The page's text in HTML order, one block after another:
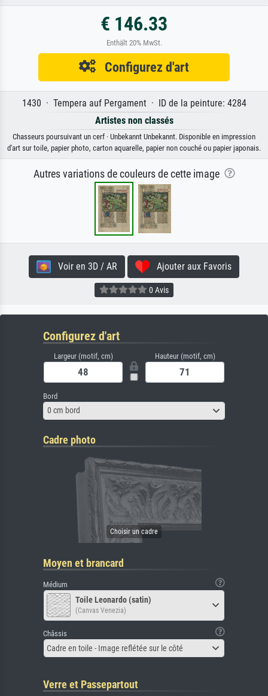
€ 146.33
Enthält 20% MwSt.
Configurez d'art
1430 · Tempera auf Pergament · ID de la peinture: 4284
Artistes non classés
Chasseurs poursuivant un cerf · Unbekannt Unbekannt. Disponible en impression
d'art sur toile, papier photo, carton aquarelle, papier non couché ou papier japonais.
Autres variations de couleurs de cette image
Voir en 3D / AR Ajouter aux Favoris
0 Avis
Configurez d'art
Largeur (motif, cm) Hauteur (motif, cm)
Bord
0 cm bord
Cadre photo
Moyen et brancard
Médium
Toile Leonardo (satin)
(Canvas Venezia)
Châssis
Cadre en toile - Image reflétée sur le côté
Verre et Passepartout